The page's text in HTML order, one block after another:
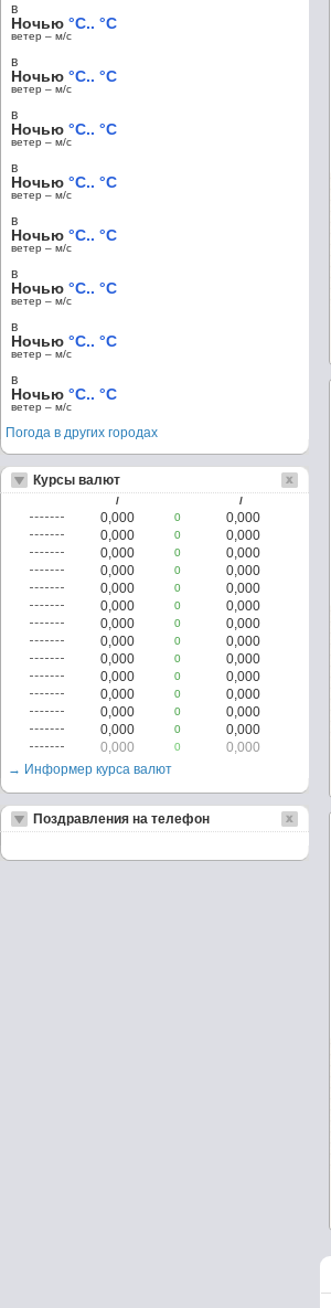
в
Ночью °C.. °C
ветер – м/c
в
Ночью °C.. °C
ветер – м/c
в
Ночью °C.. °C
ветер – м/c
в
Ночью °C.. °C
ветер – м/c
в
Ночью °C.. °C
ветер – м/c
в
Ночью °C.. °C
ветер – м/c
в
Ночью °C.. °C
ветер – м/c
в
Ночью °C.. °C
ветер – м/c
Погода в других городах
Курсы валют
/ /
0,000 0
0,000
0,000
0
0,000
0,000
0
0,000
0,000
0
0,000
0,000
0
0,000
0,000
0
0,000
0,000
0
0,000
0,000
0
0,000
0,000
0
0,000
0,000
0
0,000
0,000
0
0,000
0,000
0
0,000
0,000
0
0,000
0,000
0
0,000
→ Информер курса валют
Поздравления на телефон